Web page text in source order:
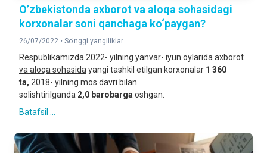
O’zbekistonda axborot va aloqa sohasidagi
korxonalar soni qanchaga ko‘paygan?
26/07/2022 • So'nggi yangiliklar
Respublikamizda 2022- yilning yanvar- iyun oylarida axborot
va aloqa sohasida yangi tashkil etilgan korxonalar 1 360
ta, 2018- yilning mos davri bilan
solishtirilganda 2,0 barobarga oshgan.
Batafsil ...